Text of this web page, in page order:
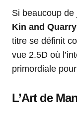
Si beaucoup
Kin and Quarry
titre se définit
vue 2.5D où
primordiale
L’Art de